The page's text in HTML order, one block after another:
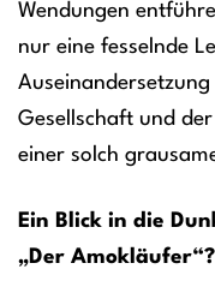
Wendungen
nur eine fesselnde
Gesellschaft und
einer solch
Ein Blick in die
„Der Amokläufer“?